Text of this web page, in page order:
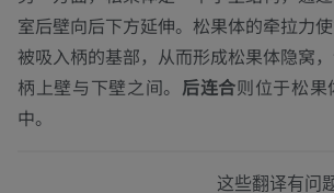
室后壁向后下方延伸。松果体的牵拉力
被吸入柄的基部，从而形成松果体隐窝
柄上壁与下壁之间。 后连合则位于松
中。
这些翻译有问